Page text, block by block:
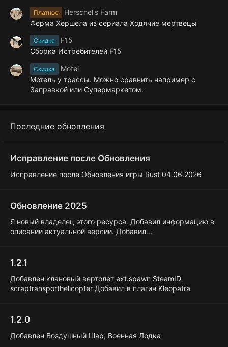
Платное
Herschel's Farm
Ферма Хершела из сериала Ходячие мертвецы
Скидка
F15
Сборка Истребителей F15
Скидка
Motel
Мотель у трассы. Можно сравнить например с
Заправкой или Супермаркетом.
Последние обновления
Исправление после Обновления
Исправление после Обновления игры Rust 04.06.2026
Обновление 2025
Я новый владелец этого ресурса. Добавил информацию в
описании актуальной версии. Добавил...
1.2.1
Добавлен клановый вертолет ext.spawn SteamID
scraptransporthelicopter Добавил в плагин Kleopatra
1.2.0
Добавлен Воздушный Шар, Военная Лодка